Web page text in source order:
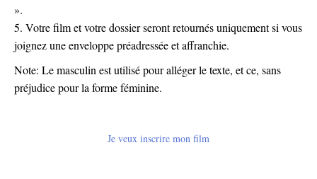
».
5. Votre film et votre dossier seront retournés uniquement si vous
joignez une enveloppe préadressée et affranchie.
Note: Le masculin est utilisé pour alléger le texte, et ce, sans
préjudice pour la forme féminine.
Je veux inscrire mon film